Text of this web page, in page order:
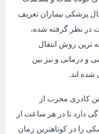
پزشکی بیماران تعریف
در نظر گرفته شده،
ترین روش انتقال
و درمانی و نیز بین
اند.
کادری مجرب از
دارد تا در هر ساعت از
را در کوتاهترین زمان